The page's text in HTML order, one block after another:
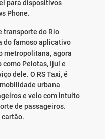
para dispositivos
Phone.
transporte do Rio
do famoso aplicativo
metropolitana, agora
como Pelotas, Ijuí e
dele. O RS Taxi, é
urbana
e veio com intuito
de passageiros.
cartão.